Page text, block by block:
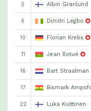
5 Albin Granlund
6 Dimitri Legbo
10 Florian Krebs
11 Jean Botué
16 Bart Straalman
17 Bismark
22 Luka Kuittinen